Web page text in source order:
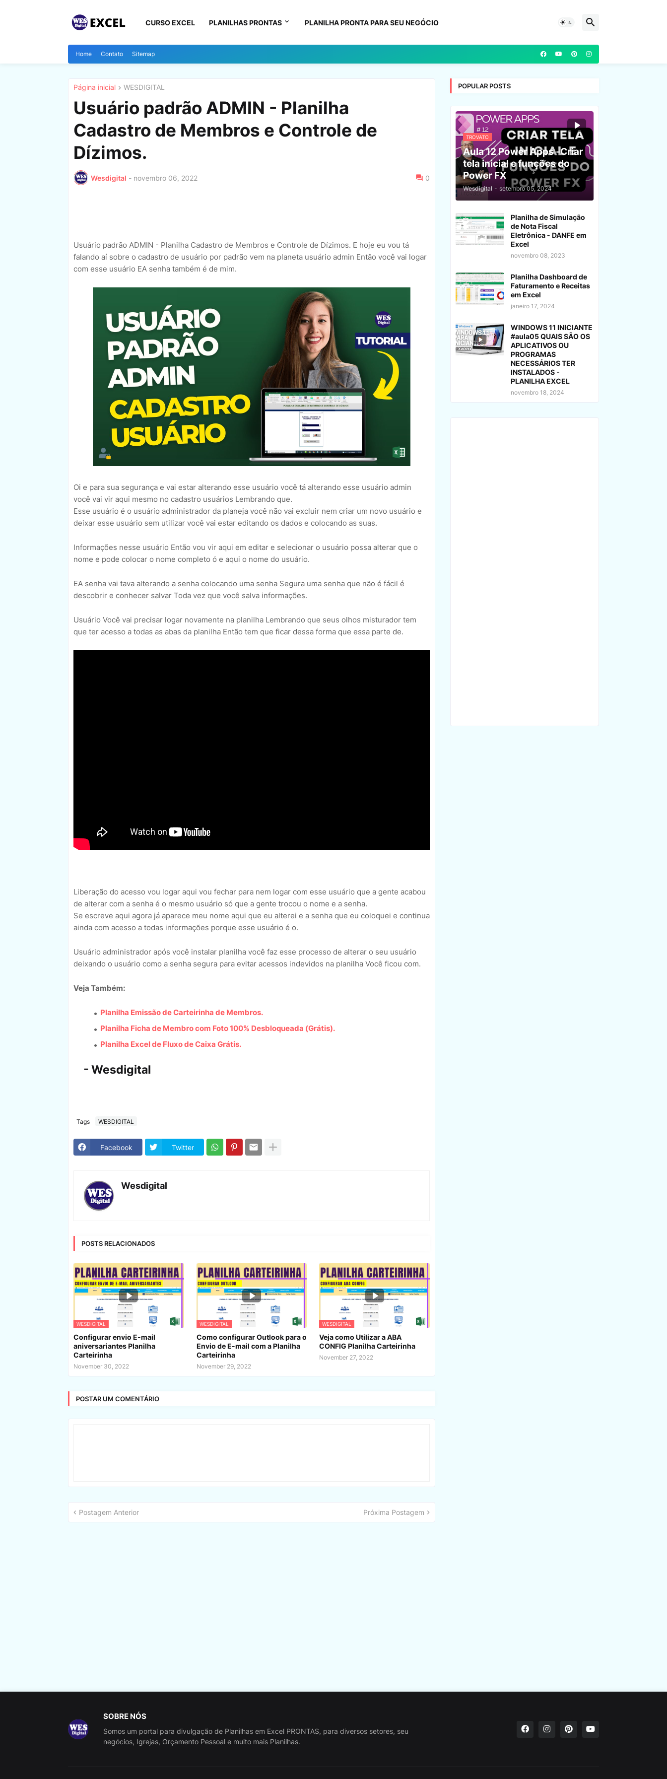
CURSO EXCEL PLANILHAS PRONTAS PLANILHA PRONTA PARA SEU NEGÓCIO
Home Contato Sitemap
Página inicial WESDIGITAL
Usuário padrão ADMIN - Planilha
Cadastro de Membros e Controle de
Dízimos.
Wesdigital - novembro 06, 2022 0
Usuário padrão ADMIN - Planilha Cadastro de Membros e Controle de Dízimos. E hoje eu vou tá
falando aí sobre o cadastro de usuário por padrão vem na planeta usuário admin Então você vai logar
com esse usuário EA senha também é de mim.
Oi e para sua segurança e vai estar alterando esse usuário você tá alterando esse usuário admin
você vai vir aqui mesmo no cadastro usuários Lembrando que.
Esse usuário é o usuário administrador da planeja você não vai excluir nem criar um novo usuário e
deixar esse usuário sem utilizar você vai estar editando os dados e colocando as suas.
Informações nesse usuário Então vou vir aqui em editar e selecionar o usuário possa alterar que o
nome e pode colocar o nome completo ó e aqui o nome do usuário.
EA senha vai tava alterando a senha colocando uma senha Segura uma senha que não é fácil é
descobrir e conhecer salvar Toda vez que você salva informações.
Usuário Você vai precisar logar novamente na planilha Lembrando que seus olhos misturador tem
que ter acesso a todas as abas da planilha Então tem que ficar dessa forma que essa parte de.
Liberação do acesso vou logar aqui vou fechar para nem logar com esse usuário que a gente acabou
de alterar com a senha é o mesmo usuário só que a gente trocou o nome e a senha.
Se escreve aqui agora já aparece meu nome aqui que eu alterei e a senha que eu coloquei e continua
ainda com acesso a todas informações porque esse usuário é o.
Usuário administrador após você instalar planilha você faz esse processo de alterar o seu usuário
deixando o usuário como a senha segura para evitar acessos indevidos na planilha Você ficou com.
Veja Também:
Planilha Emissão de Carteirinha de Membros.
Planilha Ficha de Membro com Foto 100% Desbloqueada (Grátis).
Planilha Excel de Fluxo de Caixa Grátis.
- Wesdigital
Tags WESDIGITAL
Facebook Twitter
Wesdigital
POSTS RELACIONADOS
WESDIGITAL
Configurar envio E-mail
aniversariantes Planilha
Carteirinha
November 30, 2022
WESDIGITAL
Como configurar Outlook para o
Envio de E-mail com a Planilha
Carteirinha
November 29, 2022
WESDIGITAL
Veja como Utilizar a ABA
CONFIG Planilha Carteirinha
November 27, 2022
POSTAR UM COMENTÁRIO
Postagem Anterior Próxima Postagem
POPULAR POSTS
TROVATO
Aula 12 Power Apps -Criar
tela inicial e funções do
Power FX
Wesdigital - setembro 05, 2024
Planilha de Simulação
de Nota Fiscal
Eletrônica - DANFE em
Excel
novembro 08, 2023
Planilha Dashboard de
Faturamento e Receitas
em Excel
janeiro 17, 2024
WINDOWS 11 INICIANTE
#aula05 QUAIS SÃO OS
APLICATIVOS OU
PROGRAMAS
NECESSÁRIOS TER
INSTALADOS -
PLANILHA EXCEL
novembro 18, 2024
SOBRE NÓS
Somos um portal para divulgação de Planilhas em Excel PRONTAS, para diversos setores, seu
negócios, Igrejas, Orçamento Pessoal e muito mais Planilhas.